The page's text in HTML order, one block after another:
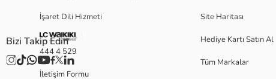
Marka:
Cinsiyet:
Kalıp:
İşaret Dili Hizmeti
444 4 529
İletişim Formu
Site Haritası
Hediye Kartı Satın Al
Tüm Markalar
Bizi Takip Edin